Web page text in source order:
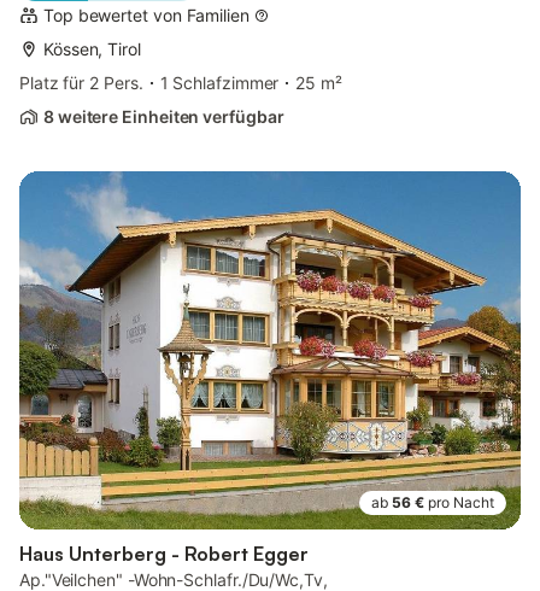
Top bewertet von Familien
Kössen, Tirol
Platz für 2 Pers.
1 Schlafzimmer
25 m²
8 weitere Einheiten verfügbar
ab 56 € pro Nacht
Haus Unterberg - Robert Egger
Ap."Veilchen" -Wohn-Schlafr./Du/Wc,Tv,